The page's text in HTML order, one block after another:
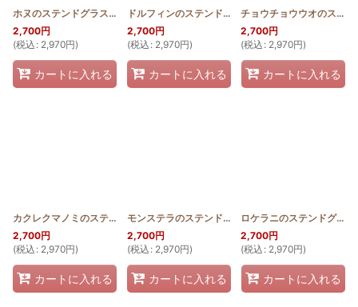
ホヌのステンドグラスキルトタペストリー20_25 [ SGQT2025_HONU]
2,700円
(税込 : 2,970円)
カートに入れる
ドルフィンのステンドグラスキルトタペストリー20_25
2,700円
(税込 : 2,970円)
カートに入れる
チョウチョウウオのステンドグラスキルトタペストリー20_25
2,700円
(税込 : 2,970円)
カートに入れる
カクレクマノミのステンドグラスキルトタペストリー20_25 [
2,700円
(税込 : 2,970円)
カートに入れる
モンステラのステンドグラスキルトタペストリー20_25
2,700円
(税込 : 2,970円)
カートに入れる
ロケラニのステンドグラスキルトタペストリー20_25
2,700円
(税込 : 2,970円)
カートに入れる